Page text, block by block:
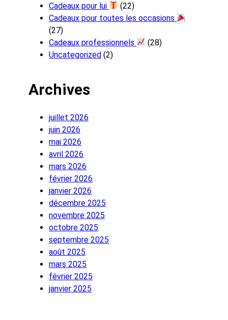
Cadeaux pour lui
(22)
Cadeaux pour toutes les occasions
(27)
Cadeaux professionnels
(28)
Uncategorized (2)
Archives
juillet 2026
juin 2026
mai 2026
avril 2026
mars 2026
février 2026
janvier 2026
décembre 2025
novembre 2025
octobre 2025
septembre 2025
août 2025
mars 2025
février 2025
janvier 2025